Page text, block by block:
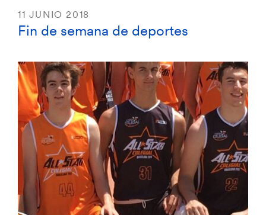
11 JUNIO 2018
Fin de semana de deportes